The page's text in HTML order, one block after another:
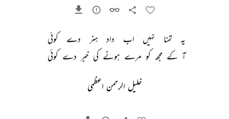
یہ تمنا نہیں اب داد ہنر دے
کوئی
آ کے مجھ کو مرے ہونے کی خبر دے کوئی
خلیل الرحمن اعظمی